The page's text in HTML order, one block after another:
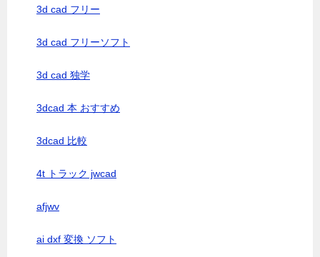
3d cad フリー
3d cad フリーソフト
3d cad 独学
3dcad 本 おすすめ
3dcad 比較
4t トラック jwcad
afjwv
ai dxf 変換 ソフト